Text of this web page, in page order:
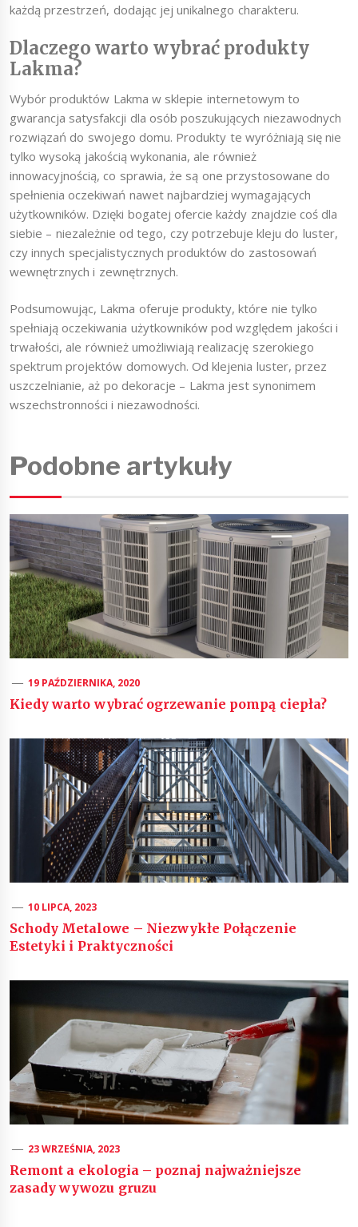
każdą przestrzeń, dodając jej unikalnego charakteru.
Dlaczego warto wybrać produkty
Lakma?
Wybór produktów Lakma w sklepie internetowym to
gwarancja satysfakcji dla osób poszukujących niezawodnych
rozwiązań do swojego domu. Produkty te wyróżniają się nie
tylko wysoką jakością wykonania, ale również
innowacyjnością, co sprawia, że są one przystosowane do
spełnienia oczekiwań nawet najbardziej wymagających
użytkowników. Dzięki bogatej ofercie każdy znajdzie coś dla
siebie – niezależnie od tego, czy potrzebuje kleju do luster,
czy innych specjalistycznych produktów do zastosowań
wewnętrznych i zewnętrznych.
Podsumowując, Lakma oferuje produkty, które nie tylko
spełniają oczekiwania użytkowników pod względem jakości i
trwałości, ale również umożliwiają realizację szerokiego
spektrum projektów domowych. Od klejenia luster, przez
uszczelnianie, aż po dekoracje – Lakma jest synonimem
wszechstronności i niezawodności.
Podobne artykuły
19 PAŹDZIERNIKA, 2020
Kiedy warto wybrać ogrzewanie pompą ciepła?
10 LIPCA, 2023
Schody Metalowe – Niezwykłe Połączenie
Estetyki i Praktyczności
23 WRZEŚNIA, 2023
Remont a ekologia – poznaj najważniejsze
zasady wywozu gruzu